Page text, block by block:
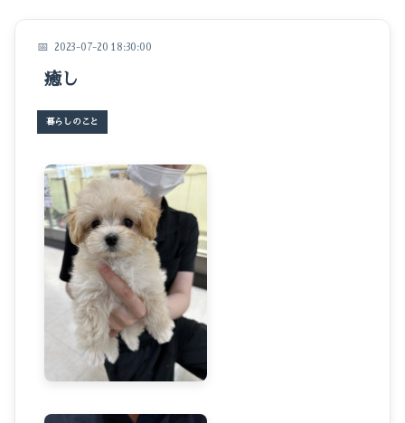
2023-07-20 18:30:00
癒し
暮らしのこと